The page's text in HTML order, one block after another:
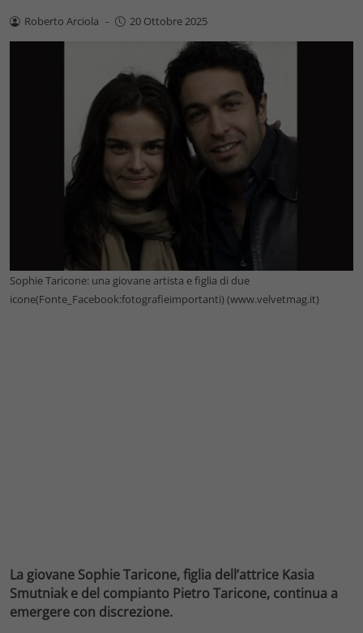
Roberto Arciola - 20 Ottobre 2025
Sophie Taricone: una giovane artista e figlia di due
icone(Fonte_Facebook:fotografieimportanti) (www.velvetmag.it)
La giovane Sophie Taricone, figlia dell’attrice Kasia
Smutniak e del compianto Pietro Taricone, continua a
emergere con discrezione.